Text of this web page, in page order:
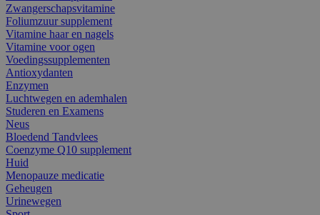
Zwangerschapsvitamine
Foliumzuur supplement
Vitamine haar en nagels
Vitamine voor ogen
Voedingssupplementen
Antioxydanten
Enzymen
Luchtwegen en ademhalen
Studeren en Examens
Neus
Bloedend Tandvlees
Coenzyme Q10 supplement
Huid
Menopauze medicatie
Geheugen
Urinewegen